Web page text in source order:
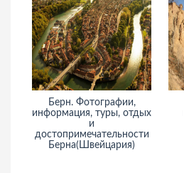
Берн. Фотографии,
информация, туры, отдых
и
достопримечательности
Берна(Швейцария)